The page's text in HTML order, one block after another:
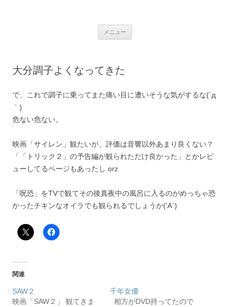
メニュー
プ
大分調子よくなってきた
で、これで調子に乗ってまた痛い目に遭いそうな気がするな(´д
｀)
危ない危ない。
映画「サイレン」観たいが、評価は音響以外あまり良くない？
「「トリック２」の予告編が観られただけ良かった」とかレビ
ューしてるページもあったし orz
「呪恐」をTVで観てその後真夜中の風呂に入るのがめっちゃ恐
かったチキンなオイラでも観られるでしょうか(‘A`)
関連
SAW２
映画「SAW２」 観てきま
千年女優
相方がDVD持ってたので